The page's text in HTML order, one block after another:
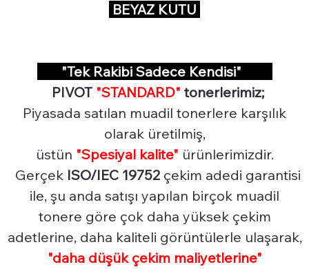
BEYAZ KUTU
"Tek Rakibi Sadece Kendisi"
PIVOT "STANDARD" tonerlerimiz;
Piyasada satılan muadil tonerlere karşılık
olarak üretilmiş,
üstün "Spesiyal kalite" ürünlerimizdir.
Gerçek ISO/IEC 19752 çekim adedi garantisi
ile, şu anda satışı yapılan birçok muadil
tonere göre çok daha yüksek çekim
adetlerine, daha kaliteli görüntülerle ulaşarak,
"daha düşük çekim maliyetlerine"